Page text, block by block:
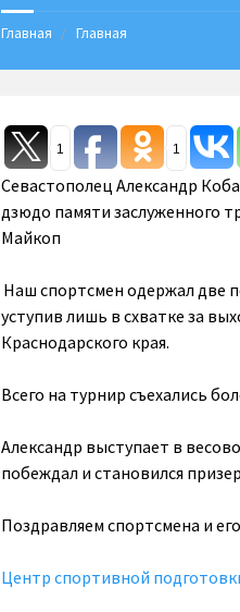
Главная Главная
1 1
Севастополец Александр
дзюдо памяти заслуженного
Майкоп
Наш спортсмен одержал две
уступив лишь в схватке за
Краснодарского края.
Всего на турнир съехались
Александр выступает в
побеждал и становился
Поздравляем спортсмена и
Центр спортивной